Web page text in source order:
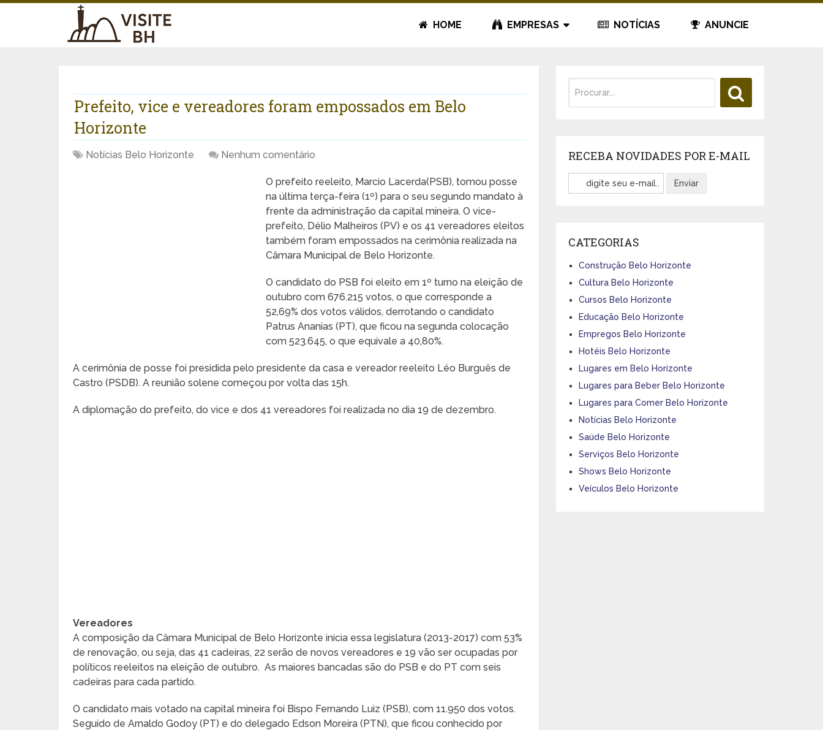
HOME EMPRESAS NOTÍCIAS ANUNCIE
Prefeito, vice e vereadores foram empossados em Belo
Horizonte
Notícias Belo Horizonte Nenhum comentário
O prefeito reeleito, Marcio Lacerda(PSB), tomou posse
na última terça-feira (1º) para o seu segundo mandato à
frente da administração da capital mineira. O vice-
prefeito, Délio Malheiros (PV) e os 41 vereadores eleitos
também foram empossados na cerimônia realizada na
Câmara Municipal de Belo Horizonte.
O candidato do PSB foi eleito em 1º turno na eleição de
outubro com 676.215 votos, o que corresponde a
52,69% dos votos válidos, derrotando o candidato
Patrus Ananias (PT), que ficou na segunda colocação
com 523.645, o que equivale a 40,80%.
A cerimônia de posse foi presidida pelo presidente da casa e vereador reeleito Léo Burguês de
Castro (PSDB). A reunião solene começou por volta das 15h.
A diplomação do prefeito, do vice e dos 41 vereadores foi realizada no dia 19 de dezembro.
Vereadores
A composição da Câmara Municipal de Belo Horizonte inicia essa legislatura (2013-2017) com 53%
de renovação, ou seja, das 41 cadeiras, 22 serão de novos vereadores e 19 vão ser ocupadas por
políticos reeleitos na eleição de outubro. As maiores bancadas são do PSB e do PT com seis
cadeiras para cada partido.
O candidato mais votado na capital mineira foi Bispo Fernando Luiz (PSB), com 11.950 dos votos.
Seguido de Arnaldo Godoy (PT) e do delegado Edson Moreira (PTN), que ficou conhecido por
RECEBA NOVIDADES POR E-MAIL
CATEGORIAS
Construção Belo Horizonte
Cultura Belo Horizonte
Cursos Belo Horizonte
Educação Belo Horizonte
Empregos Belo Horizonte
Hotéis Belo Horizonte
Lugares em Belo Horizonte
Lugares para Beber Belo Horizonte
Lugares para Comer Belo Horizonte
Notícias Belo Horizonte
Saúde Belo Horizonte
Serviços Belo Horizonte
Shows Belo Horizonte
Veículos Belo Horizonte